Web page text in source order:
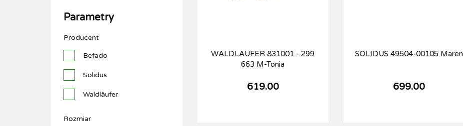
Parametry
Producent
Befado
Solidus
Waldläufer
Rozmiar
WALDLAUFER 831001 - 299
663 M-Tonia
619.00
SOLIDUS 49504-00105 Maren
699.00